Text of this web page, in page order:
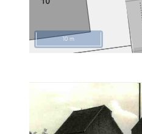
10 m